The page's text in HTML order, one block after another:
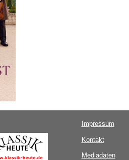
Impressum
Kontakt
Mediadaten